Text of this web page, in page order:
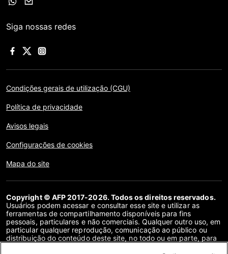
Siga nossas redes
Condições gerais de utilização (CGU)
Política de privacidade
Avisos legais
Configurações de cookies
Mapa do site
Copyright © AFP 2017-2026. Todos os direitos reservados.
Usuários podem acessar e consultar esse site e utilizar as
ferramentas de compartilhamento disponíveis para fins
pessoais, particulares e não comerciais. Qualquer outro uso, em
particular qualquer reprodução, comunicação ao público ou
distribuição do conteúdo deste site, no todo ou em parte, para